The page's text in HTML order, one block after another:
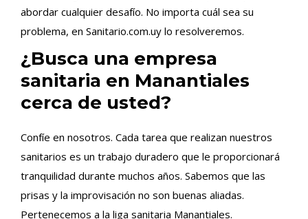
abordar cualquier desafío. No importa cuál sea su
problema, en Sanitario.com.uy lo resolveremos.
¿Busca una empresa
sanitaria en Manantiales
cerca de usted?
Confíe en nosotros. Cada tarea que realizan nuestros
sanitarios es un trabajo duradero que le proporcionará
tranquilidad durante muchos años. Sabemos que las
prisas y la improvisación no son buenas aliadas.
Pertenecemos a la liga sanitaria Manantiales.